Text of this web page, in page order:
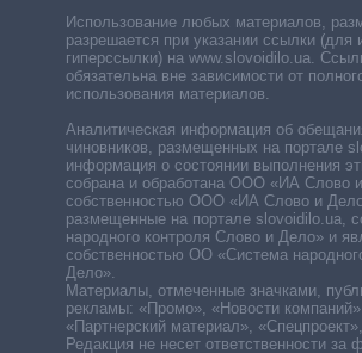
Использование любых материалов,
разрешается при указании ссылки (для
гиперссылки) на www.slovoidilo.ua.
обязательна вне зависимости от
использования материалов.
Аналитическая информация об
чиновников, размещенных на портале
информация о состоянии выполнения
собрана и обработана ООО «ИА Слово и
собственностью ООО «ИА Слово и
размещенные на портале slovoidilo.ua,
народного контроля Слово и Дело» и
собственностью ОО «Система
Дело».
Материалы, отмеченные значками,
рекламы: «Промо», «Новости
«Партнерский материал»,
Редакция не несет ответственности за